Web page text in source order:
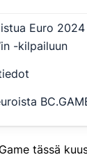
Euro
-kilpailuun
tässä